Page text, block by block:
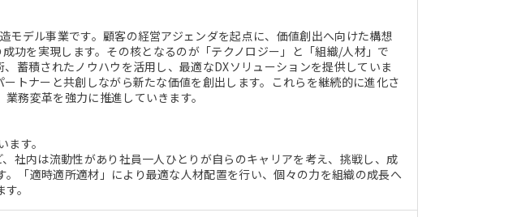
モデル事業です。顧客の経営アジェンダを起点に、価値創出へ向けた構想
功を実現します。その核となるのが「テクノロジー」と「組織/人材」で
蓄積されたノウハウを活用し、最適なDXソリューションを提供していま
トナーと共創しながら新たな価値を創出します。これらを継続的に進化さ
務変革を強力に推進していきます。
す。
社内は流動性があり社員一人ひとりが自らのキャリアを考え、挑戦し、成
「適時適所適材」により最適な人材配置を行い、個々の力を組織の成長へ
。